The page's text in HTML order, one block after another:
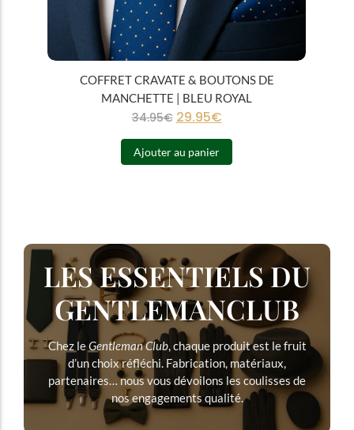
COFFRET CRAVATE & BOUTONS DE
MANCHETTE | BLEU ROYAL
34.95€ 29.95€
Ajouter au panier
LES ESSENTIELS DU
GENTLEMANCLUB
Chez leGentleman Club, chaque produit est le fruit
d’un choix réfléchi. Fabrication, matériaux,
partenaires… nous vous dévoilons les coulisses de
nos engagements qualité.